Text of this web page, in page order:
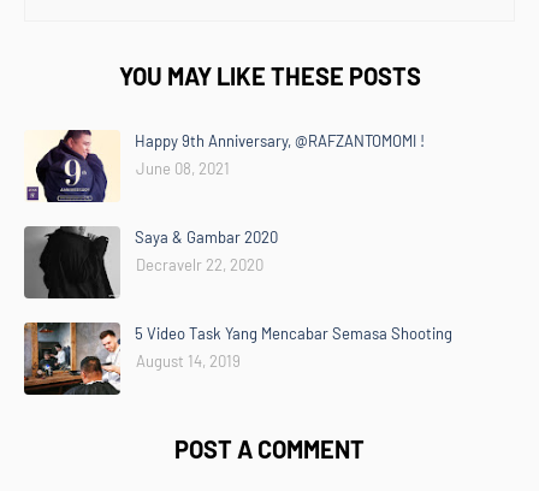
YOU MAY LIKE THESE POSTS
Happy 9th Anniversary, @RAFZANTOMOMI !
June 08, 2021
Saya & Gambar 2020
Decravelr 22, 2020
5 Video Task Yang Mencabar Semasa Shooting
August 14, 2019
POST A COMMENT